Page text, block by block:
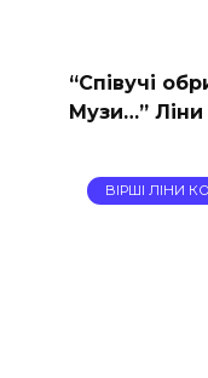
“Співучі
Музи…”
ВІРШІ ЛІНИ